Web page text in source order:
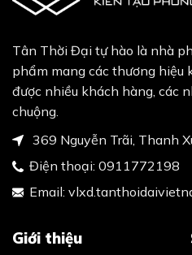
Tân Thời Đại tự hào là nhà
phẩm mang các thương hiệu
được nhiều khách hàng, các
chuộng.
369 Nguyễn Trãi, Thanh
Điện thoại: 0911772198
Email:
Giới thiệu